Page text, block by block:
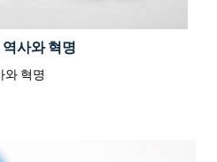
사와 혁명
와 혁명